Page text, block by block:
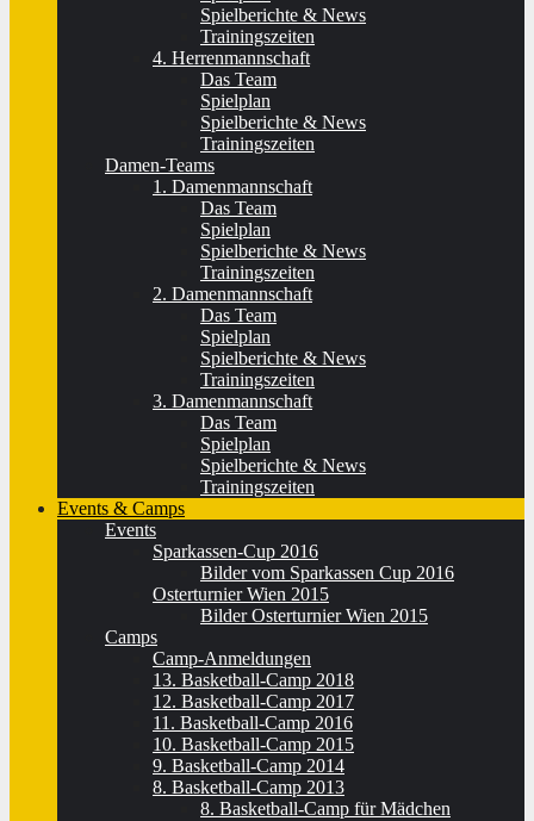
Spielberichte & News
Trainingszeiten
4. Herrenmannschaft
Das Team
Spielplan
Spielberichte & News
Trainingszeiten
Damen-Teams
1. Damenmannschaft
Das Team
Spielplan
Spielberichte & News
Trainingszeiten
2. Damenmannschaft
Das Team
Spielplan
Spielberichte & News
Trainingszeiten
3. Damenmannschaft
Das Team
Spielplan
Spielberichte & News
Trainingszeiten
Events & Camps
Events
Sparkassen-Cup 2016
Bilder vom Sparkassen Cup 2016
Osterturnier Wien 2015
Bilder Osterturnier Wien 2015
Camps
Camp-Anmeldungen
13. Basketball-Camp 2018
12. Basketball-Camp 2017
11. Basketball-Camp 2016
10. Basketball-Camp 2015
9. Basketball-Camp 2014
8. Basketball-Camp 2013
8. Basketball-Camp für Mädchen